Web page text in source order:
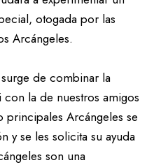
otogada por las
Arcángeles.
de combinar la
la de nuestros amigos
principales Arcángeles se
y se les solicita su ayuda
son una